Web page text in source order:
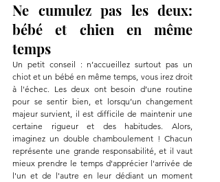
Ne cumulez pas les deux:
bébé et chien en même
temps
Un petit conseil : n’accueillez surtout pas un
chiot et un bébé en même temps, vous irez droit
à l'échec. Les deux ont besoin d’une routine
pour se sentir bien, et lorsqu’un changement
majeur survient, il est difficile de maintenir une
certaine rigueur et des habitudes. Alors,
imaginez un double chamboulement ! Chacun
représente une grande responsabilité, et il vaut
mieux prendre le temps d'apprécier l'arrivée de
l'un et de l'autre en leur dédiant un moment